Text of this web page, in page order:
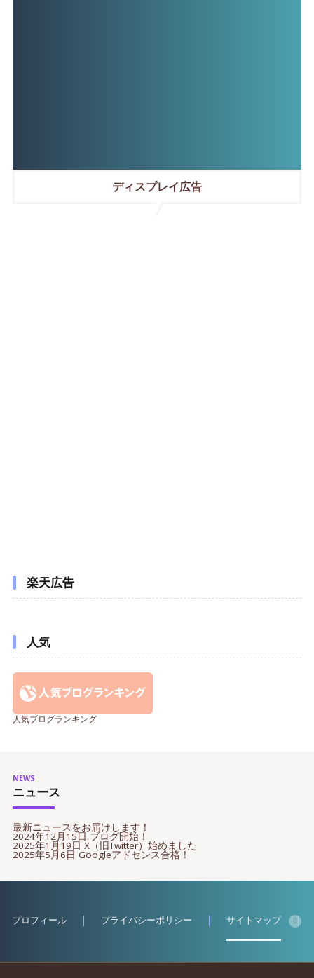
ディスプレイ広告
楽天広告
人気
人気ブログランキング
ニュース
NEWS
最新ニュースをお届けします！
2024年12月15日 ブログ開始！
2025年1月19日 X（旧Twitter）始めました
2025年5月6日 Googleアドセンス合格！
プロフィール プライバシーポリシー サイトマップ